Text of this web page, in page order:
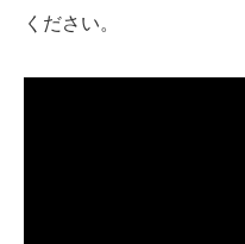
ください。